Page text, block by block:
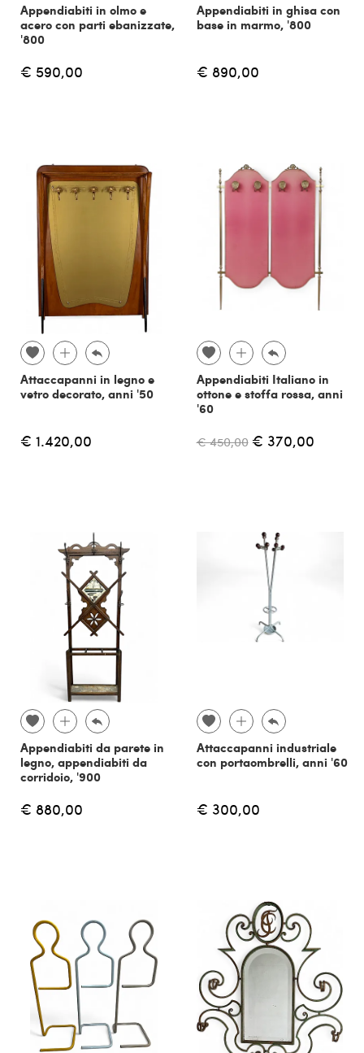
Appendiabiti in olmo e
acero con parti ebanizzate,
'800
€ 590,00
Appendiabiti in ghisa con
base in marmo, '800
€ 890,00
Attaccapanni in legno e
vetro decorato, anni '50
€ 1.420,00
Appendiabiti Italiano in
ottone e stoffa rossa, anni
'60
€ 450,00 € 370,00
Appendiabiti da parete in
legno, appendiabiti da
corridoio, '900
€ 880,00
Attaccapanni industriale
con portaombrelli, anni '60
€ 300,00